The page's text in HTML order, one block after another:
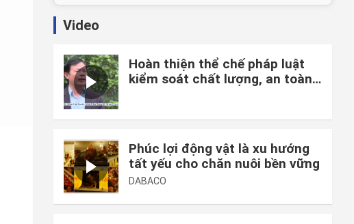
Video
Hoàn thiện thể chế pháp luật
kiểm soát chất lượng, an toàn
Phúc lợi động vật là xu hướng
tất yếu cho chăn nuôi bền vững
DABACO